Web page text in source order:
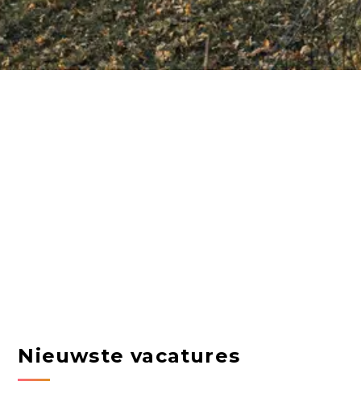
Nieuwste vacatures